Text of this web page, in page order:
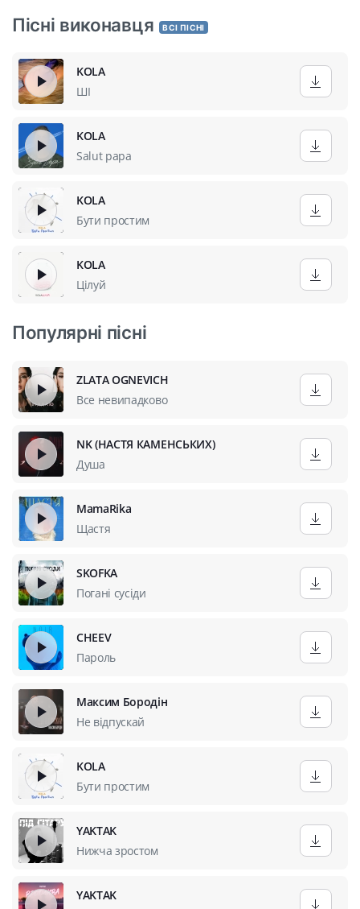
Пісні виконавця ВСІ ПІСНІ
KOLA
ШІ
KOLA
Salut papa
KOLA
Бути простим
KOLA
Цілуй
Популярні пісні
ZLATA OGNEVICH
Все невипадково
NK (НАСТЯ КАМЕНСЬКИХ)
Душа
MamaRika
Щастя
SKOFKA
Погані сусіди
CHEEV
Пароль
Максим Бородін
Не відпускай
KOLA
Бути простим
YAKTAK
Нижча зростом
YAKTAK